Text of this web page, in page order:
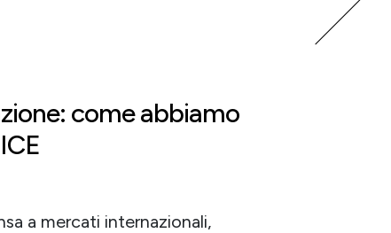
come abbiamo
a mercati internazionali,